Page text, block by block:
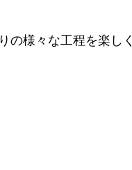
の様々な工程を楽しく